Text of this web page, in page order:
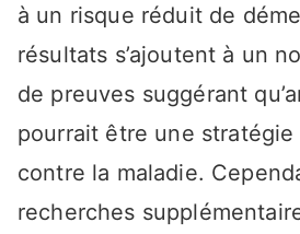
à un risque réduit de
résultats s’ajoutent à un
de preuves suggérant
pourrait être une
contre la maladie.
recherches